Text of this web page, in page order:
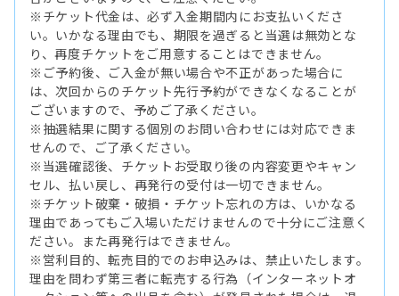
※チケット代金は、必ず入金期間内にお支払いくださ
い。いかなる理由でも、期限を過ぎると当選は無効とな
り、再度チケットをご用意することはできません。
※ご予約後、ご入金が無い場合や不正があった場合に
は、次回からのチケット先行予約ができなくなることが
ございますので、予めご了承ください。
※抽選結果に関する個別のお問い合わせには対応できま
せんので、ご了承ください。
※当選確認後、チケットお受取り後の内容変更やキャン
セル、払い戻し、再発行の受付は一切できません。
※チケット破棄・破損・チケット忘れの方は、いかなる
理由であってもご入場いただけませんので十分にご注意く
ださい。また再発行はできません。
※営利目的、転売目的でのお申込みは、禁止いたします。
理由を問わず第三者に転売する行為（インターネットオ